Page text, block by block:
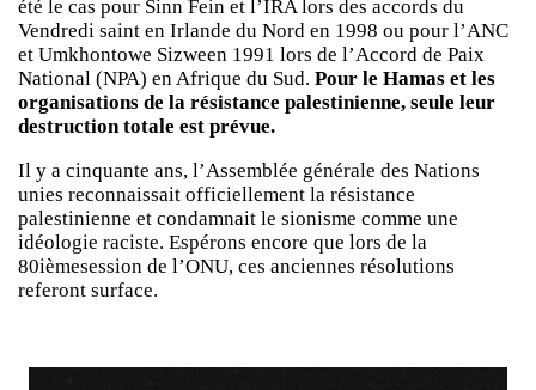
été le cas pour Sinn Fein et l’IRA lors des accords du
Vendredi saint en Irlande du Nord en 1998 ou pour l’ANC
et Umkhontowe Sizween 1991 lors de l’Accord de Paix
National (NPA) en Afrique du Sud. Pour le Hamas et les
organisations de la résistance palestinienne, seule leur
destruction totale est prévue.
Il y a cinquante ans, l’Assemblée générale des Nations
unies reconnaissait officiellement la résistance
palestinienne et condamnait le sionisme comme une
idéologie raciste. Espérons encore que lors de la
80ièmesession de l’ONU, ces anciennes résolutions
referont surface.